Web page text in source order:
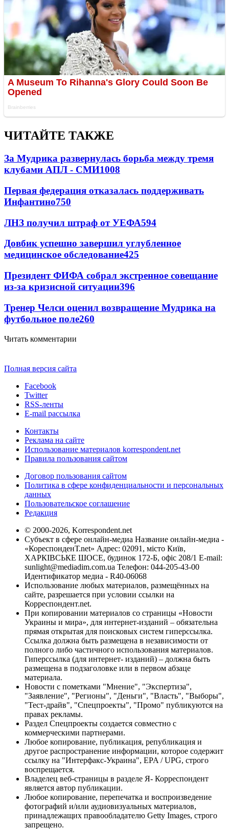
ЧИТАЙТЕ ТАКЖЕ
За Мудрика развернулась борьба между тремя
клубами АПЛ - СМИ1008
Первая федерация отказалась поддерживать
Инфантино750
ЛНЗ получил штраф от УЕФА594
Довбик успешно завершил углубленное
медицинское обследование425
Президент ФИФА собрал экстренное совещание
из-за кризисной ситуации396
Тренер Челси оценил возвращение Мудрика на
футбольное поле260
Читать комментарии
Полная версия сайта
Facebook
Twitter
RSS-ленты
E-mail рассылка
Контакты
Реклама на сайте
Использование материалов korrespondent.net
Правила пользования сайтом
Договор пользования сайтом
Политика в сфере конфиденциальности и персональных
данных
Пользовательское соглашение
Редакция
© 2000-2026, Korrespondent.net
Субъект в сфере онлайн-медиа Название онлайн-медиа -
«КореспонденТ.net» Адрес: 02091, місто Київ,
ХАРКІВСЬКЕ ШОСЕ, будинок 172-Б, офіс 208/1 E-mail:
sunlight@mediadim.com.ua Телефон: 044-205-43-00
Идентификатор медиа - R40-06068
Использование любых материалов, размещённых на
сайте, разрешается при условии ссылки на
Корреспондент.net.
При копировании материалов со страницы «Новости
Украины и мира», для интернет-изданий – обязательна
прямая открытая для поисковых систем гиперссылка.
Ссылка должна быть размещена в независимости от
полного либо частичного использования материалов.
Гиперссылка (для интернет- изданий) – должна быть
размещена в подзаголовке или в первом абзаце
материала.
Новости с пометками "Мнение", "Экспертиза",
"Заявление", "Регионы", "Деньги", "Власть", "Выборы",
"Тест-драйв", "Спецпроекты", "Промо" публикуются на
правах рекламы.
Раздел Спецпроекты создается совместно с
коммерческими партнерами.
Любое копирование, публикация, републикация и
другое распространение информации, которое содержит
ссылку на "Интерфакс-Украина", EPA / UPG, строго
воспрещается.
Владелец веб-страницы в разделе Я- Корреспондент
является автор публикации.
Любое копирование, перепечатка и воспроизведение
фотографий и/или аудиовизуальных материалов,
принадлежащих правообладателю Getty Images, строго
запрещено.